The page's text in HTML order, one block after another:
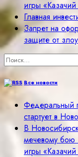
игры
Главная
Запрет на
защите от
Найти:
Все новости
Федеральный
стартует в
В
мечевому бою
игры